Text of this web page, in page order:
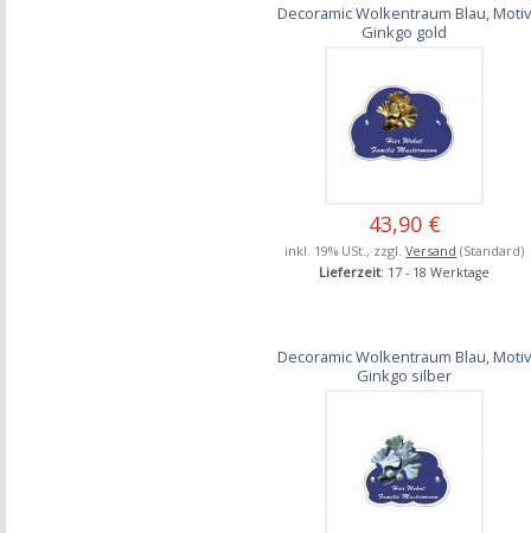
Decoramic Wolkentraum Blau, Motiv
Ginkgo gold
43,90 €
inkl. 19% USt., zzgl.Versand (Standard)
Lieferzeit: 17 - 18 Werktage
Decoramic Wolkentraum Blau, Motiv
Ginkgo silber